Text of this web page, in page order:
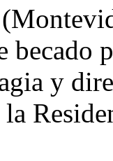
becado
y